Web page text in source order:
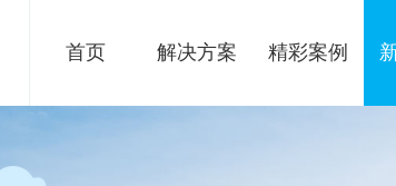
首页 解决方案 精彩案例